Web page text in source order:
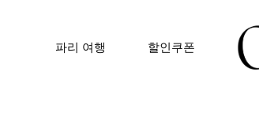
파리 여행 할인쿠폰